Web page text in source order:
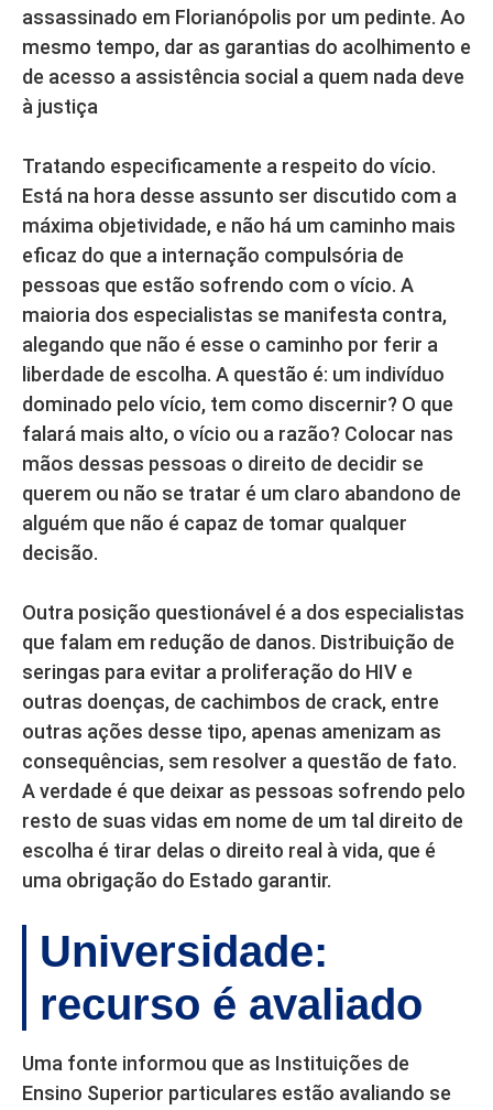
assassinado em Florianópolis por um pedinte. Ao
mesmo tempo, dar as garantias do acolhimento e
de acesso a assistência social a quem nada deve
à justiça
Tratando especificamente a respeito do vício.
Está na hora desse assunto ser discutido com a
máxima objetividade, e não há um caminho mais
eficaz do que a internação compulsória de
pessoas que estão sofrendo com o vício. A
maioria dos especialistas se manifesta contra,
alegando que não é esse o caminho por ferir a
liberdade de escolha. A questão é: um indivíduo
dominado pelo vício, tem como discernir? O que
falará mais alto, o vício ou a razão? Colocar nas
mãos dessas pessoas o direito de decidir se
querem ou não se tratar é um claro abandono de
alguém que não é capaz de tomar qualquer
decisão.
Outra posição questionável é a dos especialistas
que falam em redução de danos. Distribuição de
seringas para evitar a proliferação do HIV e
outras doenças, de cachimbos de crack, entre
outras ações desse tipo, apenas amenizam as
consequências, sem resolver a questão de fato.
A verdade é que deixar as pessoas sofrendo pelo
resto de suas vidas em nome de um tal direito de
escolha é tirar delas o direito real à vida, que é
uma obrigação do Estado garantir.
Universidade:
recurso é avaliado
Uma fonte informou que as Instituições de
Ensino Superior particulares estão avaliando se